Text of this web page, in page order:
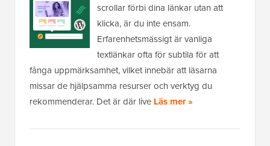
scrollar förbi dina länkar utan att
klicka, är du inte ensam.
Erfarenhetsmässigt är vanliga
textlänkar ofta för subtila för att
fånga uppmärksamhet, vilket innebär att läsarna
missar de hjälpsamma resurser och verktyg du
rekommenderar. Det är där live Läs mer »